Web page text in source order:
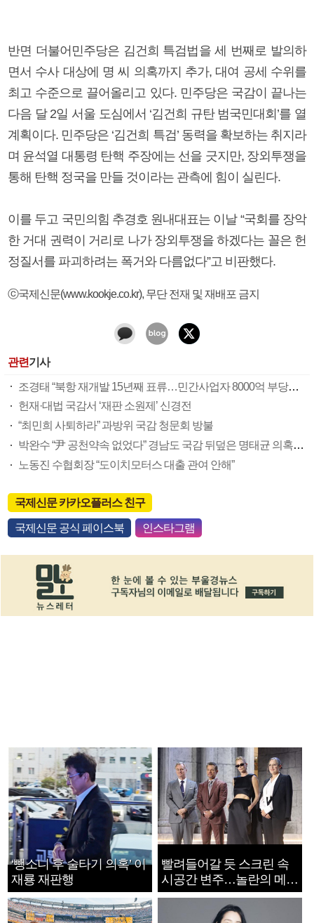
반면 더불어민주당은 김건희 특검법을 세 번째로 발의하
면서 수사 대상에 명 씨 의혹까지 추가, 대여 공세 수위를
최고 수준으로 끌어올리고 있다. 민주당은 국감이 끝나는
다음 달 2일 서울 도심에서 ‘김건희 규탄 범국민대회’를 열
계획이다. 민주당은 ‘김건희 특검’ 동력을 확보하는 취지라
며 윤석열 대통령 탄핵 주장에는 선을 긋지만, 장외투쟁을
통해 탄핵 정국을 만들 것이라는 관측에 힘이 실린다.
이를 두고 국민의힘 추경호 원내대표는 이날 “국회를 장악
한 거대 권력이 거리로 나가 장외투쟁을 하겠다는 꼴은 헌
정질서를 파괴하려는 폭거와 다름없다”고 비판했다.
ⓒ국제신문(www.kookje.co.kr), 무단 전재 및 재배포 금지
관련기사
조경태 “북항 재개발 15년째 표류…민간사업자 8000억 부당이득”
헌재·대법 국감서 ‘재판 소원제’ 신경전
“최민희 사퇴하라” 과방위 국감 청문회 방불
박완수 “尹 공천약속 없었다” 경남도 국감 뒤덮은 명태균 의혹(종합)
노동진 수협회장 “도이치모터스 대출 관여 안해”
국제신문 카카오플러스 친구
국제신문 공식 페이스북 인스타그램
‘뺑소니 후 술타기 의혹’ 이
재룡 재판행
빨려들어갈 듯 스크린 속
시공간 변주…놀란의 메시
지는 ‘전쟁 속죄’